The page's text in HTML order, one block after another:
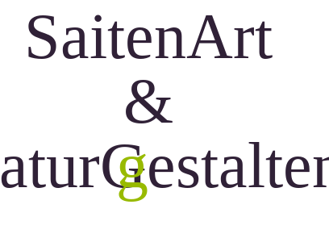
SaitenArt
&
aturG
gestalte